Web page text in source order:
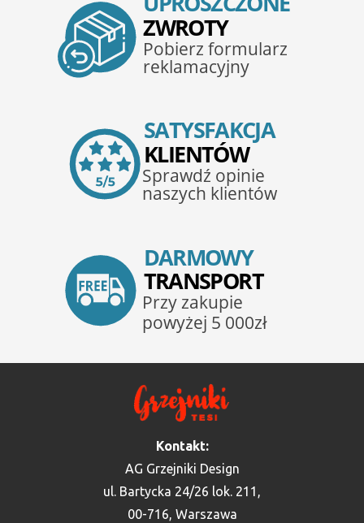
Kontakt:
AG Grzejniki Design
ul. Bartycka 24/26 lok. 211,
00-716, Warszawa